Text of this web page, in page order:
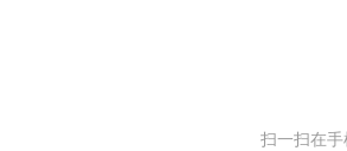
扫一扫在